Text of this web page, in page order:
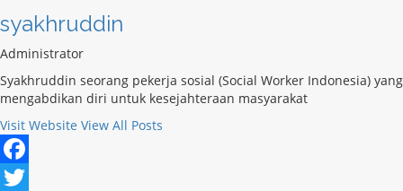
syakhruddin
Administrator
Syakhruddin seorang pekerja sosial (Social Worker Indonesia) yang
mengabdikan diri untuk kesejahteraan masyarakat
Visit Website View All Posts
Facebook